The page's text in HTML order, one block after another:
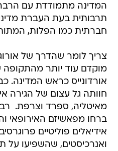
המדינה מתמודדת עם
תרבותית בעת העברת
חברתית כמו הפלות,
צריך לומר שהדרך של
מוקדם עוד יותר
חוותה גל עצום של הגירה
מאיטליה, ספרד וצרפת.
ברחו מפאשיזם האירופאי
אידיאלים פוליטיים
ואנרכיסטים, שהשפיעו על